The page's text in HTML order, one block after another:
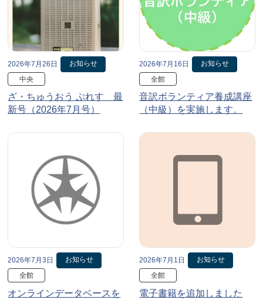
2026年7月26日
お知らせ
中央
ざ・ちゅうおう ぷれす 最
新号（2026年7月号）
2026年7月16日
お知らせ
全館
音訳ボランティア養成講座
（中級）を実施します。
2026年7月3日
お知らせ
全館
オンラインデータベースを
2026年7月1日
お知らせ
全館
電子書籍を追加しました